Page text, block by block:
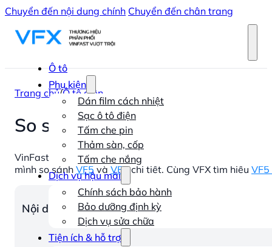
Chuyển đến nội dung chính Chuyển đến chân trang
Ô tô
Phụ kiện
Dán film cách nhiệt
Sạc ô tô điện
Tấm che pin
Thảm sàn, cốp
Tấm che nắng
Dịch vụ hậu mãi
Chính sách bảo hành
Bảo dưỡng định kỳ
Dịch vụ sửa chữa
Tiện ích & hỗ trợ
Trang chủ/Ô tô điện
So sánh VF5 và VF6: Ưu và
VinFast VF5 và VinFast VF6 Cả hai đều là những mẫu
mình so sánh VF5 và VF6chi tiết. Cùng VFX tìm hiểu VF5
Nội dung chính